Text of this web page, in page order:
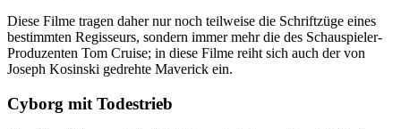
Diese Filme tragen daher nur noch teilweise die Schriftzüge eines
bestimmten Regisseurs, sondern immer mehr die des Schauspieler-
Produzenten Tom Cruise; in diese Filme reiht sich auch der von
Joseph Kosinski gedrehte Maverick ein.
Cyborg mit Todestrieb